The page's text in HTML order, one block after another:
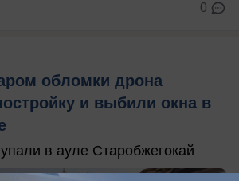
0
обломки дрона
и выбили окна в
в ауле Старобжегокай